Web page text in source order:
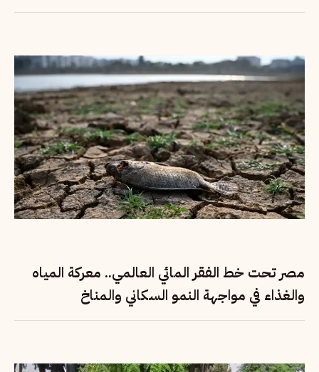
مصر تحت خط الفقر المائي العالمي.. معركة المياه
والغذاء في مواجهة النمو السكاني والمناخ